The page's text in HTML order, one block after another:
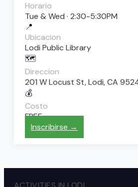
Horario
Tue & Wed · 2:30-5:30PM
📍
Ubicacion
Lodi Public Library
🗺️
Direccion
201 W Locust St, Lodi, CA
💰
Costo
FREE
Inscribirse →